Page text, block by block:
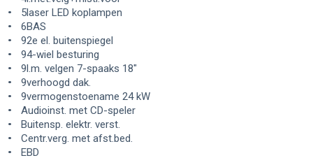
5laser LED koplampen
6BAS
92e el. buitenspiegel
94-wiel besturing
9l.m. velgen 7-spaaks 18"
9verhoogd dak.
9vermogenstoename 24 kW
Audioinst. met CD-speler
Buitensp. elektr. verst.
Centr.verg. met afst.bed.
EBD